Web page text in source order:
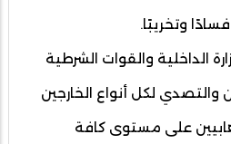
وتخريبًا.
الداخلية والقوات الشرطية
لكل أنواع الخارجين
على مستوى كافة